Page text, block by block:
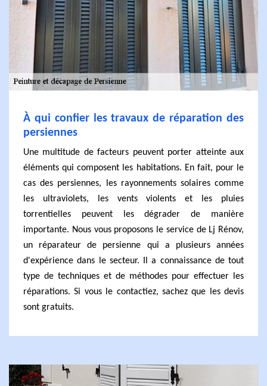
À qui confier les travaux de réparation des
persiennes
Une multitude de facteurs peuvent porter atteinte aux
éléments qui composent les habitations. En fait, pour le
cas des persiennes, les rayonnements solaires comme
les ultraviolets, les vents violents et les pluies
torrentielles peuvent les dégrader de manière
importante. Nous vous proposons le service de Lj Rénov,
un réparateur de persienne qui a plusieurs années
d'expérience dans le secteur. Il a connaissance de tout
type de techniques et de méthodes pour effectuer les
réparations. Si vous le contactiez, sachez que les devis
sont gratuits.